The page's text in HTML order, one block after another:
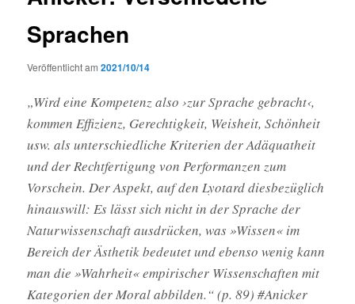
Sprachen
Veröffentlicht am2021/10/14
„Wird eine Kompetenz also ›zur Sprache gebracht‹,
kommen Effizienz, Gerechtigkeit, Weisheit, Schönheit
usw. als unterschiedliche Kriterien der Adäquatheit
und der Rechtfertigung von Performanzen zum
Vorschein. Der Aspekt, auf den Lyotard diesbezüglich
hinauswill: Es lässt sich nicht in der Sprache der
Naturwissenschaft ausdrücken, was »Wissen« im
Bereich der Ästhetik bedeutet und ebenso wenig kann
man die »Wahrheit« empirischer Wissenschaften mit
Kategorien der Moral abbilden.“ (p. 89) #Anicker